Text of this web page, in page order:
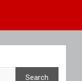
Search